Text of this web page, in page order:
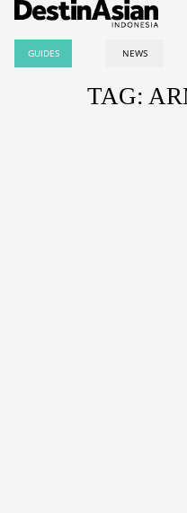
GUIDES NEWS
TAG: